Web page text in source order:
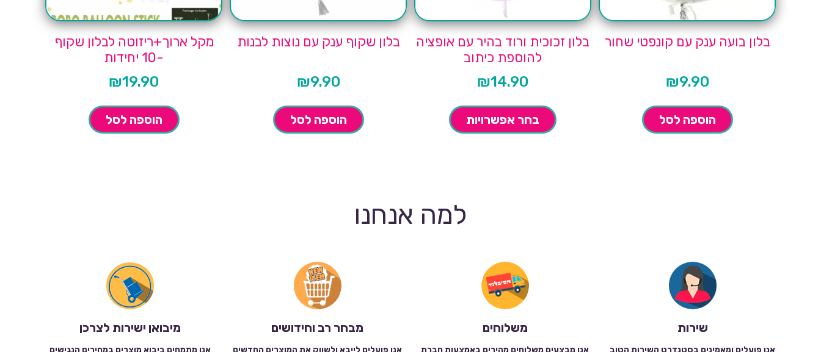
בלון בועה ענק עם קונפטי שחור
₪9.90
הוספה לסל
בלון זכוכית ורוד בהיר עם אופציה
להוספת כיתוב
₪14.90
בחר אפשרויות
בלון שקוף ענק עם נוצות לבנות
₪9.90
הוספה לסל
מקל ארוך+ריזוטה לבלון שקוף
-10 יחידות
₪19.90
הוספה לסל
למה אנחנו
שירות משלוחים מבחר רב וחידושים מיבואן ישירות לצרכן